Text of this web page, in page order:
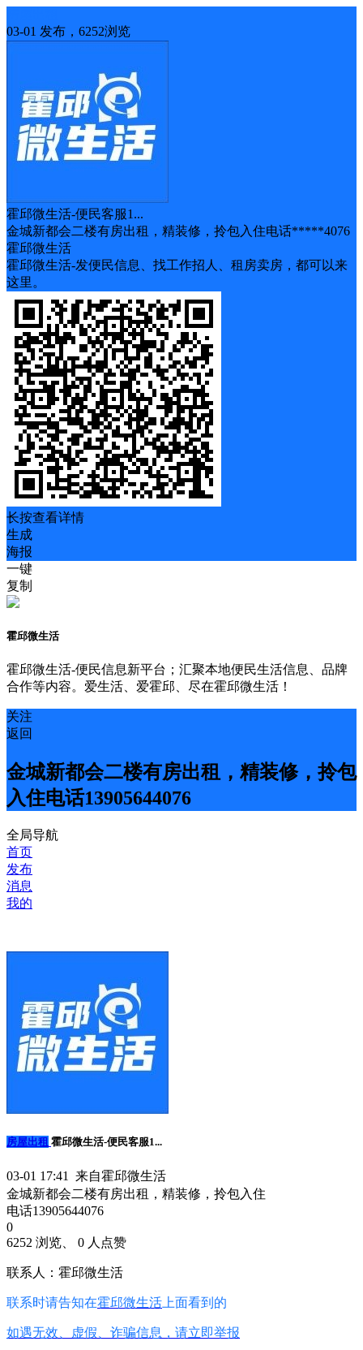
03-01 发布，6252浏览
霍邱微生活-便民客服1...
金城新都会二楼有房出租，精装修，拎包入住电话*****4076
霍邱微生活
霍邱微生活-发便民信息、找工作招人、租房卖房，都可以来
这里。
长按查看详情
生成
海报
一键
复制
霍邱微生活
霍邱微生活-便民信息新平台；汇聚本地便民生活信息、品牌
合作等内容。爱生活、爱霍邱、尽在霍邱微生活！
关注
返回
金城新都会二楼有房出租，精装修，拎包
入住电话13905644076
全局导航
首页
发布
消息
我的
房屋出租 霍邱微生活-便民客服1...
03-01 17:41 来自霍邱微生活
金城新都会二楼有房出租，精装修，拎包入住
电话13905644076
0
6252 浏览、 0 人点赞
联系人：霍邱微生活
联系时请告知在霍邱微生活 上面看到的
如遇无效、虚假、诈骗信息，请立即举报